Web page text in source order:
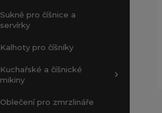
Sukně pro číšnice a
servírky
Kalhoty pro číšníky
Kuchařské a číšnické
mikiny
Oblečení pro zmrzlináře